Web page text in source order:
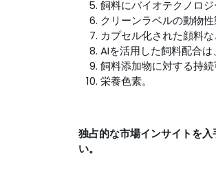
飼料にバイオテクノロ
クリーンラベルの動物
カプセル化された顔料
AIを活用した飼料配合
飼料添加物に対する持
栄養色素。
独占的な市場インサイトを
い。